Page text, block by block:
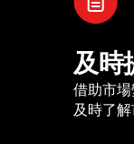
及時
借助市
及時了